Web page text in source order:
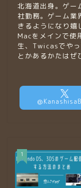
北海道出身。ゲー
社勤務。ゲーム業
きるようになり嬉
Macをメインで使
生、Twicasでや
とかあるかたはぜ
1